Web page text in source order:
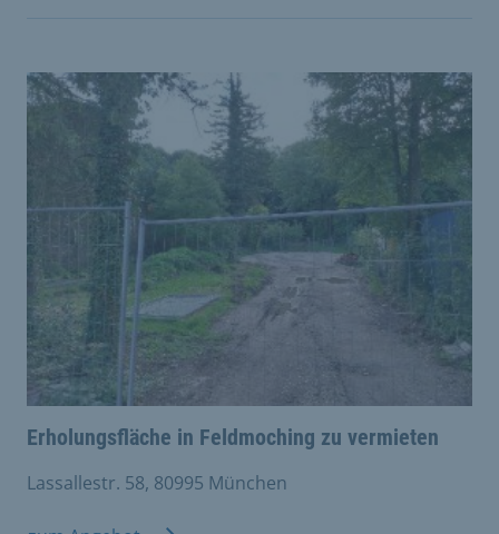
Erholungsfläche in Feldmoching zu vermieten
Lassallestr. 58, 80995 München